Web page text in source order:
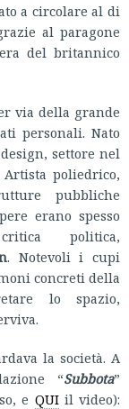
a circolare al di
al paragone
del britannico
via della grande
personali. Nato
settore nel
poliedrico,
pubbliche
erano spesso
politica,
. Notevoli i cupi
concreti della
lo spazio,
la società. A
“Subbota”
e QUIil video):